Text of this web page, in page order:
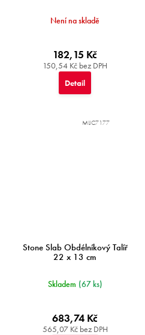
Není na skladě
150,54 Kč bez DPH
182,15 Kč
Detail
Stone Slab Obdélníkový Talíř
22 x 13 cm
Skladem (67 ks)
565,07 Kč bez DPH
683,74 Kč
MIJC7177